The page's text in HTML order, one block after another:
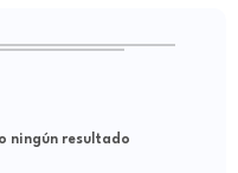
ningún resultado